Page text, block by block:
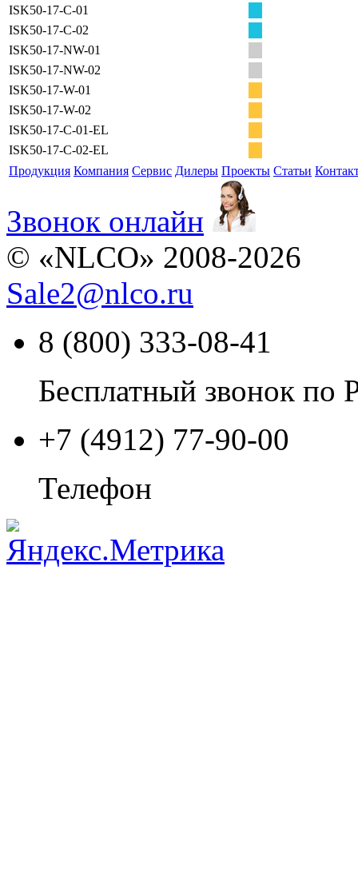
ISK50-17-C-01
ISK50-17-C-02
ISK50-17-NW-01
ISK50-17-NW-02
ISK50-17-W-01
ISK50-17-W-02
ISK50-17-C-01-EL
ISK50-17-C-02-EL
Продукция Компания Сервис Дилеры Проекты Статьи
Звонок онлайн
© «NLCO» 2008-2026
Sale2@nlco.ru
8 (800) 333-08-41
Бесплатный звонок по
+7 (4912) 77-90-00
Телефон